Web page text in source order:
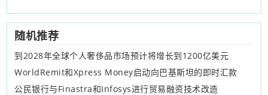
随机推荐
到2028年全球个人奢侈品市场预计将增长到1200亿美元
WorldRemit和Xpress Money启动向巴基斯坦的即时汇款
公民银行与Finastra和Infosys进行贸易融资技术改造